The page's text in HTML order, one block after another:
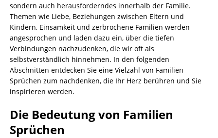
sondern auch herausforderndes innerhalb der Familie.
Themen wie Liebe, Beziehungen zwischen Eltern und
Kindern, Einsamkeit und zerbrochene Familien werden
angesprochen und laden dazu ein, über die tiefen
Verbindungen nachzudenken, die wir oft als
selbstverständlich hinnehmen. In den folgenden
Abschnitten entdecken Sie eine Vielzahl von Familien
Sprüchen zum nachdenken, die Ihr Herz berühren und Sie
inspirieren werden.
Die Bedeutung von Familien
Sprüchen